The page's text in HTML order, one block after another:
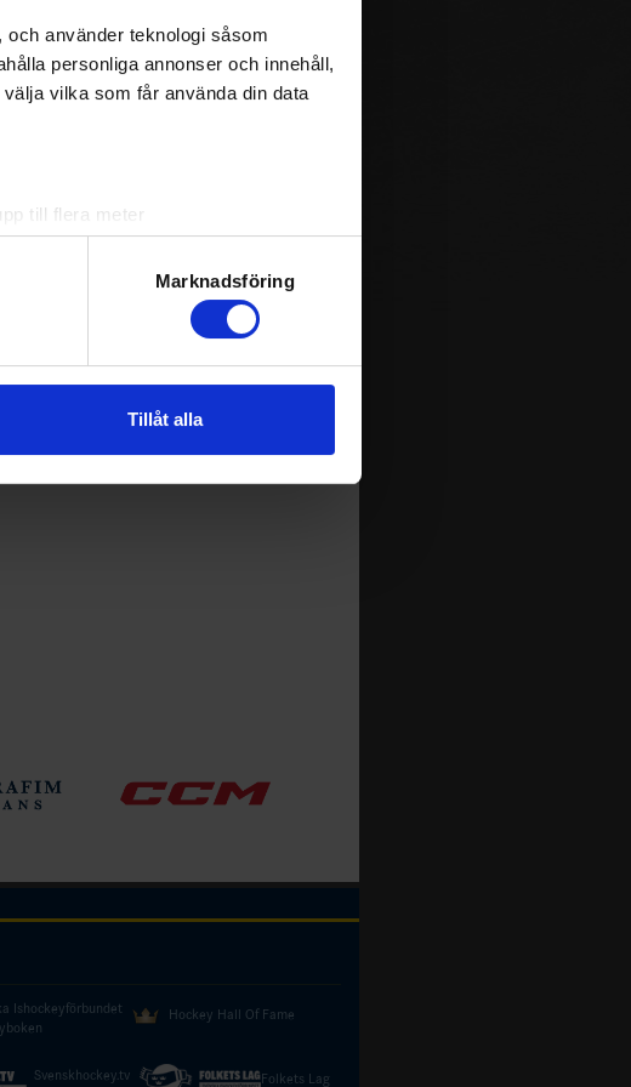
använder teknologi såsom
personliga annonser och innehåll,
vilka som får använda din data
till flera meter
i
detaljsektionen. Du kan ändra
tillhandahålla funktioner för
annan information från din enhet
kan i sin tur kombinera informationen
använt deras tjänster.
Marknadsföring
Tillåt alla
som spelas i Sverige. Du kan
välja att få pushnotiser när
Ishockeyförbundet
Hockey Hall Of Fame
Svenskhockey.tv Folkets Lag